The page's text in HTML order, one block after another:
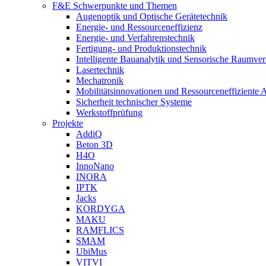
F&E Schwerpunkte und Themen
Augenoptik und Optische Gerätetechnik
Energie- und Ressourceneffizienz
Energie- und Verfahrenstechnik
Fertigung- und Produktionstechnik
Intelligente Bauanalytik und Sensorische
Lasertechnik
Mechatronik
Mobilitätsinnovationen und Ressourceneffiziente
Sicherheit technischer Systeme
Werkstoffprüfung
Projekte
AddiQ
Beton 3D
H4O
InnoNano
INORA
IPTK
Jacks
KORDYGA
MAKU
RAMFLICS
SMAM
UbiMus
VITVI